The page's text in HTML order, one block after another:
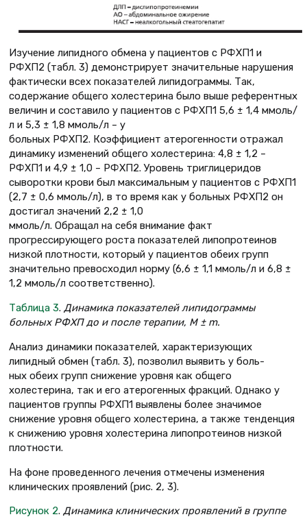
Изучение липидного обмена у пациентов с РФХП1 и
РФХП2 (табл. 3) демонстрирует значительные нарушения
фактически всех показателей липидограммы. Так,
содержание общего холестерина было выше референтных
величин и составило у пациентов с РФХП1 5,6 ± 1,4 ммоль/
л и 5,3 ± 1,8 ммоль/л – у
больных РФХП2. Коэффициент атерогенности отражал
динамику изменений общего холестерина: 4,8 ± 1,2 –
РФХП1 и 4,9 ± 1,0 – РФХП2. Уровень триглицеридов
сыворотки крови был максимальным у пациентов с РФХП1
(2,7 ± 0,6 ммоль/л), в то время как у больных РФХП2 он
достигал значений 2,2 ± 1,0
ммоль/л. Обращал на себя внимание факт
прогрессирующего роста показателей липопротеинов
низкой плотности, который у пациентов обеих групп
значительно превосходил норму (6,6 ± 1,1 ммоль/л и 6,8 ±
1,2 ммоль/л соответственно).
Таблица 3. Динамика показателей липидограммы
больных РФХП до и после терапии, М ± m.
Анализ динамики показателей, характеризующих
липидный обмен (табл. 3), позволил выявить у боль-
ных обеих групп снижение уровня как общего
холестерина, так и его атерогенных фракций. Однако у
пациентов группы РФХП1 выявлены более значимое
снижение уровня общего холестерина, а также тенденция
к снижению уровня холестерина липопротеинов низкой
плотности.
На фоне проведенного лечения отмечены изменения
клинических проявлений (рис. 2, 3).
Рисунок 2. Динамика клинических проявлений в группе